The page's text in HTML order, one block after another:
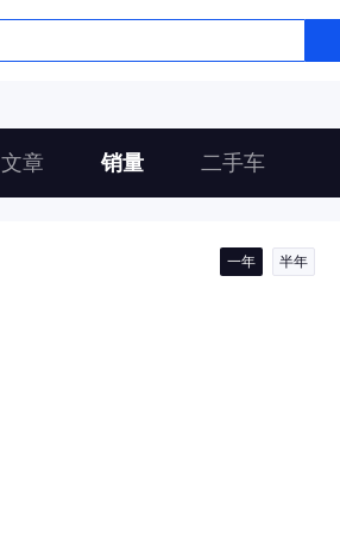
文章 销量 二手车
一年 半年